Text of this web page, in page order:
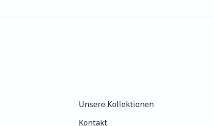
Unsere Kollektionen
Kontakt